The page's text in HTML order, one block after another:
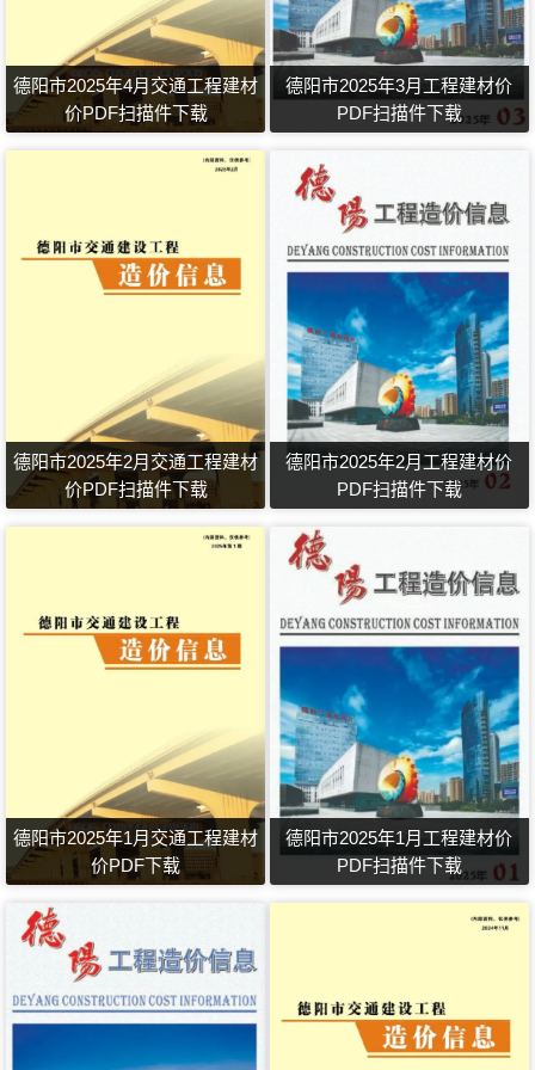
德阳市2025年4月交通工程建材
价PDF扫描件下载
德阳市2025年3月工程建材价
PDF扫描件下载
德阳市2025年2月交通工程建材
价PDF扫描件下载
德阳市2025年2月工程建材价
PDF扫描件下载
德阳市2025年1月交通工程建材
价PDF下载
德阳市2025年1月工程建材价
PDF扫描件下载